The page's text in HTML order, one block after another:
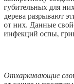
губительных для
дерева разрывают
от них. Данные
инфекций оспы,
Отхаркивающие